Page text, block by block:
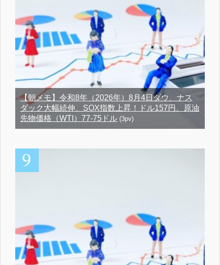
【朝メモ】令和8年（2026年）8月4日ダウ、ナス
ダック大幅続伸、SOX指数上昇！ドル157円、原油
先物価格（WTI）77-75ドル (3pv)